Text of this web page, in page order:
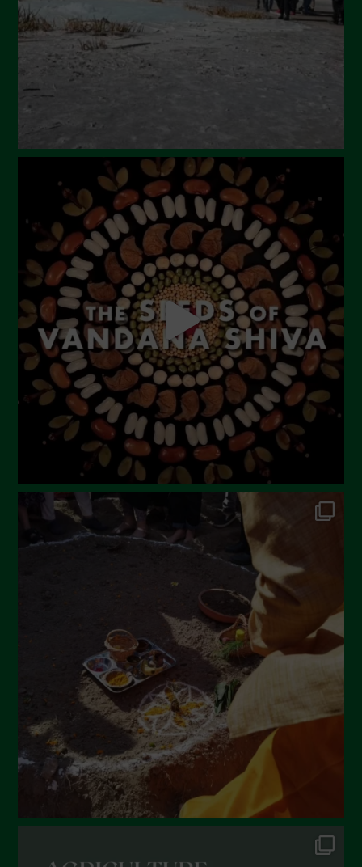
Aprile 2024
Marzo 2024
Febbraio 2024
Ottobre 2023
Settembre 2023
Agosto 2023
Luglio 2023
Giugno 2023
Maggio 2023
Aprile 2023
Marzo 2023
Febbraio 2023
Dicembre 2022
Novembre 2022
Ottobre 2022
Settembre 2022
Aprile 2022
Marzo 2022
Febbraio 2022
Gennaio 2022
Dicembre 2021
Novembre 2021